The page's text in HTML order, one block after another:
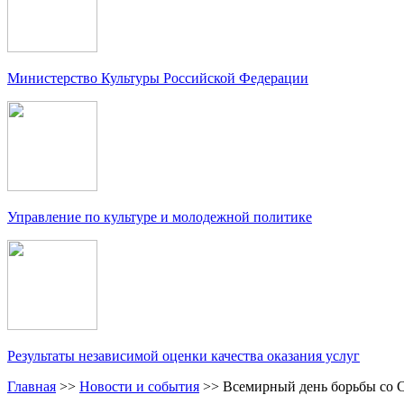
Министерство Культуры Российской Федерации
Управление по культуре и молодежной политике
Результаты независимой оценки качества оказания услуг
Главная >> Новости и события >> Всемирный день борьбы